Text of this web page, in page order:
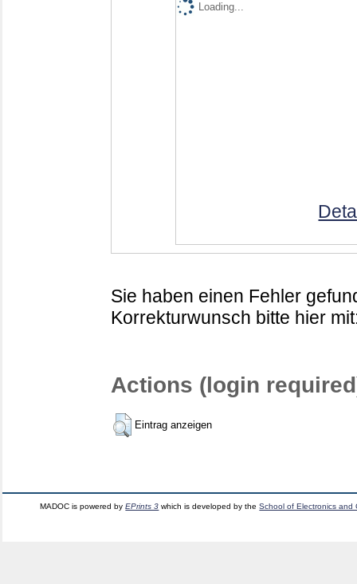
Loading...
Sie haben einen Fehler
Korrekturwunsch bitte hier
Actions (login
Eintrag anzeigen
MADOC is powered byEPrints 3 which is developed by theSchool of Electronics and